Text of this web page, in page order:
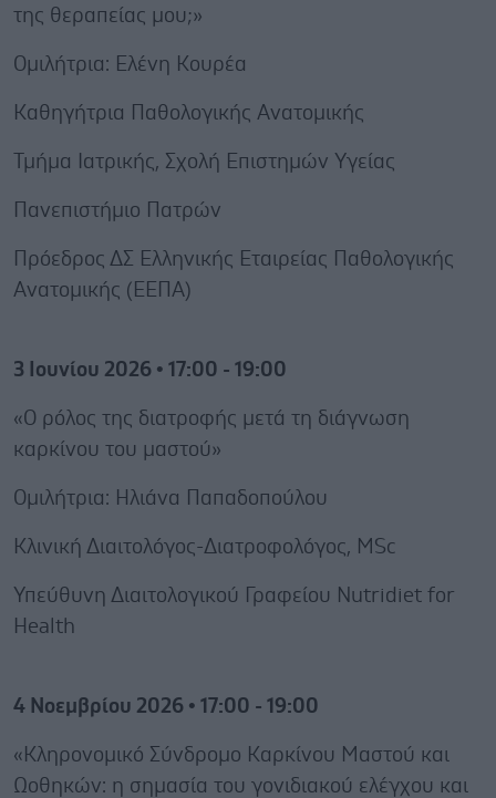
της θεραπείας μου;»
Ομιλήτρια: Ελένη Κουρέα
Καθηγήτρια Παθολογικής Ανατομικής
Τμήμα Ιατρικής, Σχολή Επιστημών Υγείας
Πανεπιστήμιο Πατρών
Πρόεδρος ΔΣ Ελληνικής Εταιρείας Παθολογικής
Ανατομικής (ΕΕΠΑ)
3 Ιουνίου 2026 • 17:00 - 19:00
«Ο ρόλος της διατροφής μετά τη διάγνωση
καρκίνου του μαστού»
Ομιλήτρια: Ηλιάνα Παπαδοπούλου
Κλινική Διαιτολόγος-Διατροφολόγος, MSc
Υπεύθυνη Διαιτολογικού Γραφείου Nutridiet for
Health
4 Νοεμβρίου 2026 • 17:00 - 19:00
«Κληρονομικό Σύνδρομο Καρκίνου Μαστού και
Ωοθηκών: η σημασία του γονιδιακού ελέγχου και